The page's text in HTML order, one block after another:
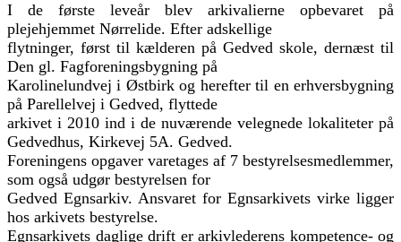
I de første leveår blev arkivalierne opbevaret på
plejehjemmet Nørrelide. Efter adskellige
flytninger, først til kælderen på Gedved skole, dernæst til
Den gl. Fagforeningsbygning på
Karolinelundvej i Østbirk og herefter til en erhversbygning
på Parellelvej i Gedved, flyttede
arkivet i 2010 ind i de nuværende velegnede lokaliteter på
Gedvedhus, Kirkevej 5A. Gedved.
Foreningens opgaver varetages af 7 bestyrelsesmedlemmer,
som også udgør bestyrelsen for
Gedved Egnsarkiv. Ansvaret for Egnsarkivets virke ligger
hos arkivets bestyrelse.
Egnsarkivets daglige drift er arkivlederens kompetence- og